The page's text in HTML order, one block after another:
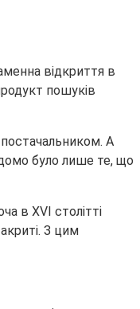
відкриття в
пошуків
А
було лише те, що
в XVI столітті
З цим